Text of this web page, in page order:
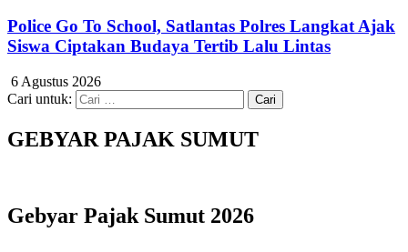
Police Go To School, Satlantas Polres Langkat Ajak
Siswa Ciptakan Budaya Tertib Lalu Lintas
6 Agustus 2026
Cari untuk:
GEBYAR PAJAK SUMUT
Gebyar Pajak Sumut 2026